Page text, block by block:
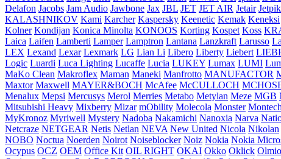
Delafon Jacobs Jam Audio Jawbone Jax JBL JET JET AIR Jetair Jetpik
KALASHNIKOV Kami Karcher Kaspersky Keenetic Kemak Keneksi
Kolner Kondijan Konica Minolta KONOOS Korting Kospet Koss
Laica Laifen Lamberti Lamper Lamptron Lantana Lanzkraft Larusso
LEX Lexand Lexar Lexmark LG Lian Li Libero Liberty Liebert
Logic Luardi Luca Lighting Lucaffe Lucia LUKEY Lumax LUMI
MaKo Clean Makroflex Maman Maneki Manfrotto MANUFACTOR
Maxtor Maxwell MAYER&BOCH McAfee McCULLOCH
Menalux Mepsi Mercusys Merol Merries Metabo Metylan Meze MGB
Mitsubishi Heavy Mixberry Mizar mObility Molecola Monster Montech
MyKronoz Myriwell Mystery Nadoba Nakamichi Nanoxia Narva
Netcraze NETGEAR Netis Netlan NEVA New United Nicola Nikolan
NOBO Noctua Noerden Noirot Noiseblocker Noiz Nokia Nokia
Ocypus OCZ OEM Office Kit OIL RIGHT OKAI Okko Oklick Olmio